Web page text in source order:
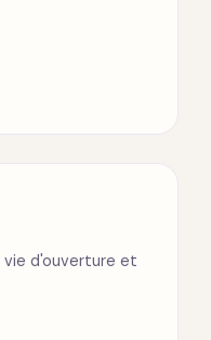
vie d'ouverture et